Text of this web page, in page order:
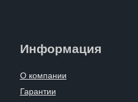
Информация
О компании
Гарантии